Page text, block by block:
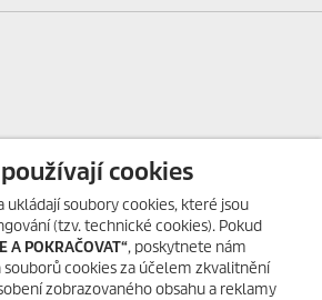
cookies
ukládají soubory cookies, které jsou
(tzv. technické cookies). Pokud
A POKRAČOVAT“, poskytnete nám
souborů cookies za účelem zkvalitnění
zobrazovaného obsahu a reklamy